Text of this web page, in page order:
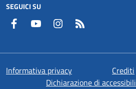
SEGUICI SU
Facebook YouTube Instagram
Informativa privacy
Crediti
Dichiarazione di